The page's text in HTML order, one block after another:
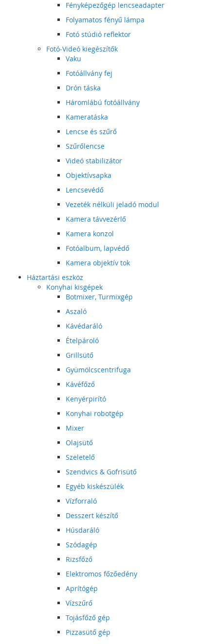
Fényképezőgép lencseadapter
Folyamatos fényű lámpa
Fotó stúdió reflektor
Fotó-Videó kiegészítők
Vaku
Fotóállvány fej
Drón táska
Háromlábú fotóállvány
Kameratáska
Lencse és szűrő
Szűrőlencse
Videó stabilizátor
Objektívsapka
Lencsevédő
Vezeték nélküli jeladó modul
Kamera távvezérlő
Kamera konzol
Fotóalbum, lapvédő
Kamera objektív tok
Háztartási eszköz
Konyhai kisgépek
Botmixer, Turmixgép
Aszaló
Kávédaráló
Ételpároló
Grillsütő
Gyümölcscentrifuga
Kávéfőző
Kenyérpirító
Konyhai robotgép
Mixer
Olajsütő
Szeletelő
Szendvics & Gofrisütő
Egyéb kiskészülék
Vízforraló
Desszert készítő
Húsdaráló
Szódagép
Rizsfőző
Elektromos főzőedény
Aprítógép
Vízszűrő
Tojásfőző gép
Pizzasütő gép